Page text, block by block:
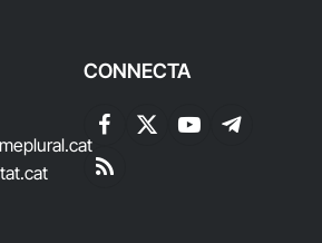
CONNECTA
Facebook
X
YouTubeTelegram
RSS